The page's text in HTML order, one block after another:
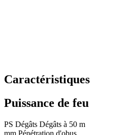
Caractéristiques
Puissance de feu
PS Dégâts Dégâts à 50 m
mm Pénétration d'obus